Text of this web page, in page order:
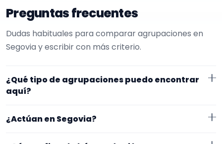
Preguntas frecuentes
Dudas habituales para comparar agrupaciones en
Segovia y escribir con más criterio.
¿Qué tipo de agrupaciones puedo encontrar
aquí?
Aquí verás agrupaciones que trabajan para verbenas.
Conviene comparar repertorio, tamaño de la
¿Actúan en Segovia?